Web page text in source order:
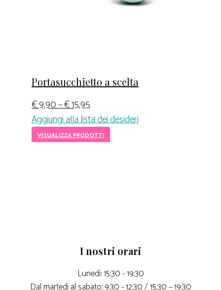
Portasucchietto a scelta
€9,90–€15,95
Aggiungi alla lista dei desideri
VISUALIZZA PRODOTTI
I nostri orari
Lunedì: 15:30 - 19:30
Dal martedì al sabato: 9:30 - 12:30 / 15:30 – 19:30